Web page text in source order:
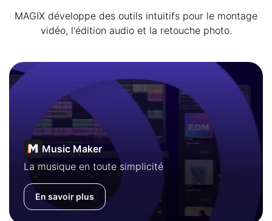
MAGIX développe des outils intuitifs pour le montage
vidéo, l'édition audio et la retouche photo.
Music Maker
La musique en toute simplicité
En savoir plus